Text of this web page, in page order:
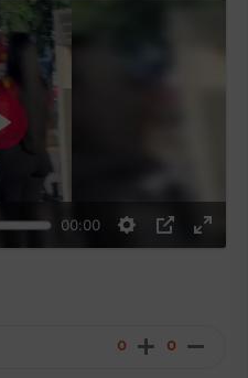
00:00
Воспроизвести
0 0